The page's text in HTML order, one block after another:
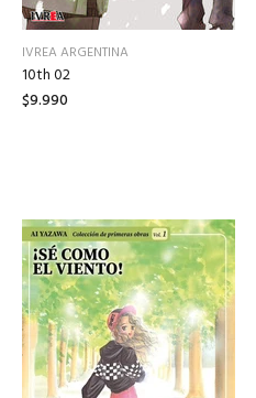
IVREA ARGENTINA
10th 02
$9.990